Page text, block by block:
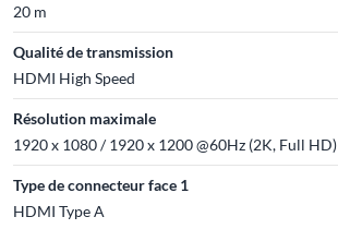
20 m
Qualité de transmission
HDMI High Speed
Résolution maximale
1920 x 1080 / 1920 x 1200 @60Hz (2K, Full HD)
Type de connecteur face 1
HDMI Type A